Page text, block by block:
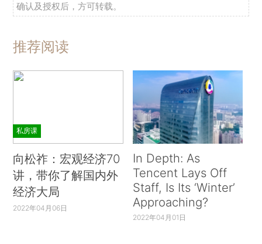
确认及授权后，方可转载。
推荐阅读
私房课
向松祚：宏观经济70
讲，带你了解国内外
经济大局
2022年04月06日
In Depth: As
Tencent Lays Off
Staff, Is Its ‘Winter’
Approaching?
2022年04月01日